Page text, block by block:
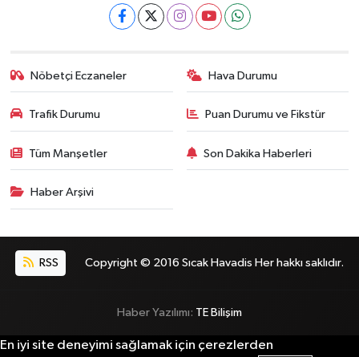
Nöbetçi Eczaneler Hava Durumu
Trafik Durumu Puan Durumu ve Fikstür
Tüm Manşetler Son Dakika Haberleri
Haber Arşivi
RSS Copyright © 2016 Sıcak Havadis Her hakkı saklıdır.
Haber Yazılımı: TE Bilişim
En iyi site deneyimi sağlamak için çerezlerden